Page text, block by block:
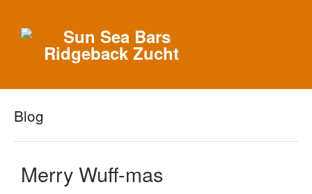
Blog
Merry Wuff-mas